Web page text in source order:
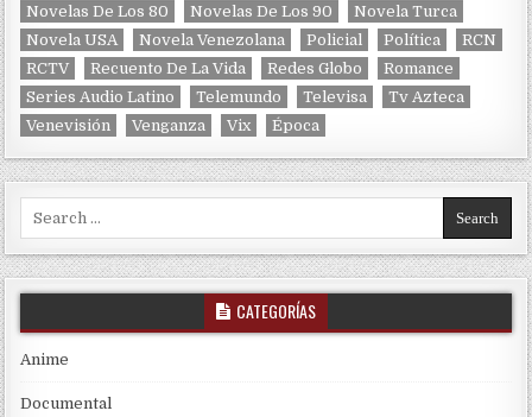
Novelas De Los 80
Novelas De Los 90
Novela Turca
Novela USA
Novela Venezolana Policial Política
RCN
RCTV
Recuento De La Vida Redes Globo
Romance
Series Audio Latino
Telemundo Televisa
Tv Azteca
Venevisión
Venganza Vix Época
Search for:
CATEGORÍAS
Anime
Documental